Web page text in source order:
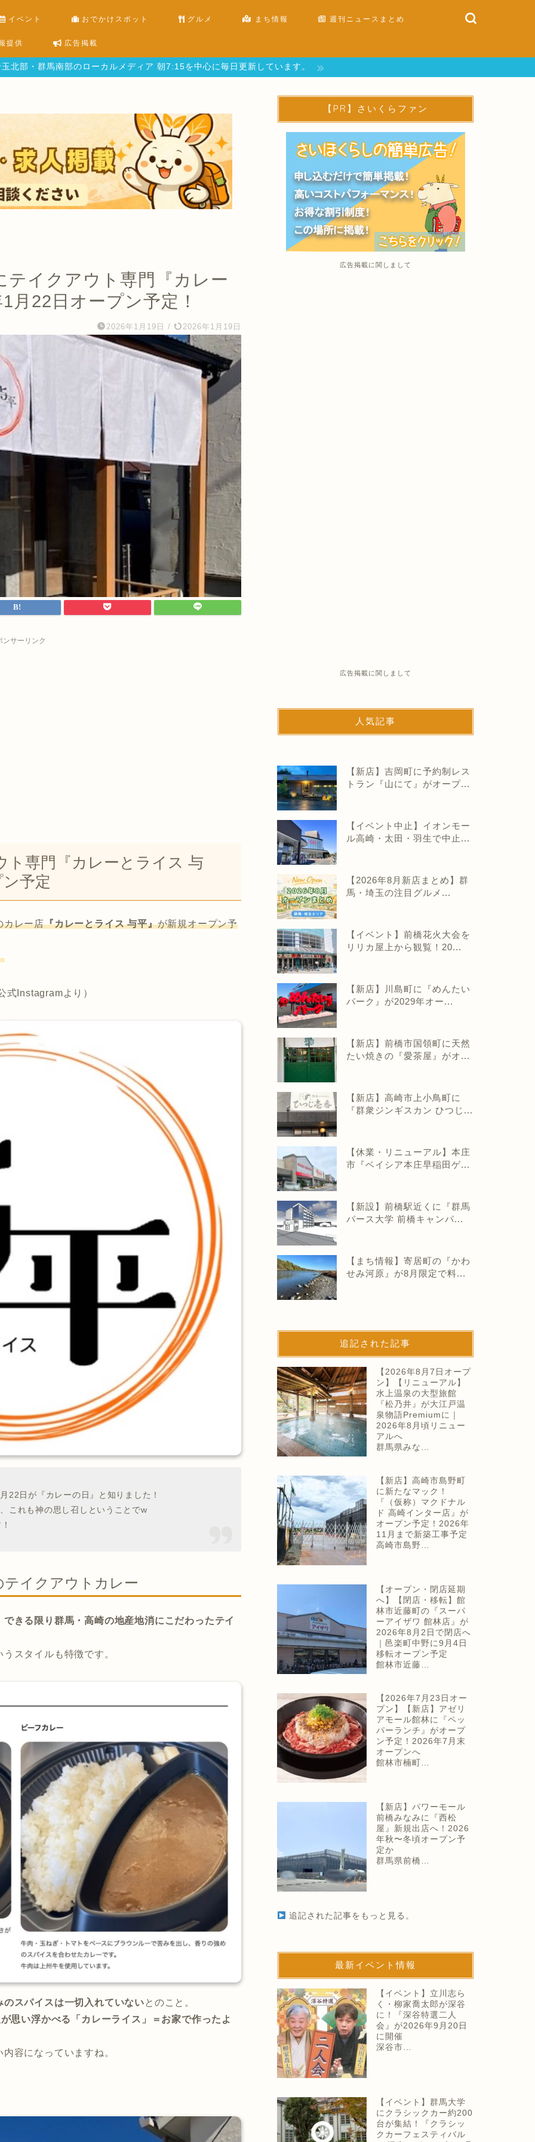
イベント おでかけスポット グルメ まち情報 週刊ニュースまとめ
提供 広告掲載
北部・群馬南部のローカルメディア 朝7:15を中心に毎日更新しています。
テイクアウト専門『カレー
月22日オープン予定！
2026年1月19日 / 2026年1月19日
ンサーリンク
ト専門『カレーとライス 与
予定
カレー店『カレーとライス 与平』が新規オープン予
Instagramより）
22日が『カレーの日』と知りました！
これも神の思し召しということでw
イクアウトカレー
できる限り群馬・高崎の地産地消にこだわったテイ
うスタイルも特徴です。
のスパイスは一切入れていないとのこと。
思い浮かべる「カレーライス」＝お家で作ったよ
容になっていますね。
【PR】さいくらファン
広告掲載に関しまして
広告掲載に関しまして
人気記事
【新店】吉岡町に予約制レス
トラン『山にて』がオープ...
【イベント中止】イオンモー
ル高崎・太田・羽生で中止...
【2026年8月新店まとめ】群
馬・埼玉の注目グルメ...
【イベント】前橋花火大会を
リリカ屋上から観覧！20...
【新店】川島町に『めんたい
パーク』が2029年オー...
【新店】前橋市国領町に天然
たい焼きの『愛茶屋』がオ...
【新店】高崎市上小鳥町に
『群衆ジンギスカン ひつじ...
【休業・リニューアル】本庄
市『ベイシア本庄早稲田ゲ...
【新設】前橋駅近くに『群馬
パース大学 前橋キャンパ...
【まち情報】寄居町の『かわ
せみ河原』が8月限定で料...
追記された記事
【2026年8月7日オープ
ン】【リニューアル】
水上温泉の大型旅館
『松乃井』が大江戸温
泉物語Premiumに｜
2026年8月頃リニュー
アルへ
群馬県みな…
【新店】高崎市島野町
に新たなマック！
『（仮称）マクドナル
ド 高崎インター店』が
オープン予定！2026年
11月まで新築工事予定
高崎市島野…
【オープン・閉店延期
へ】【閉店・移転】館
林市近藤町の『スーパ
ーアイザワ 館林店』が
2026年8月2日で閉店へ
｜邑楽町中野に9月4日
移転オープン予定
館林市近藤…
【2026年7月23日オー
プン】【新店】アゼリ
アモール館林に『ペッ
パーランチ』がオープ
ン予定！2026年7月末
オープンへ
館林市楠町…
【新店】パワーモール
前橋みなみに『西松
屋』新規出店へ！2026
年秋〜冬頃オープン予
定か
群馬県前橋…
追記された記事をもっと見る。
最新イベント情報
【イベント】立川志ら
く・柳家喬太郎が深谷
に！『深谷特選二人
会』が2026年9月20日
に開催
深谷市…
【イベント】群馬大学
にクラシックカー約200
台が集結！『クラシッ
クカーフェスティバル